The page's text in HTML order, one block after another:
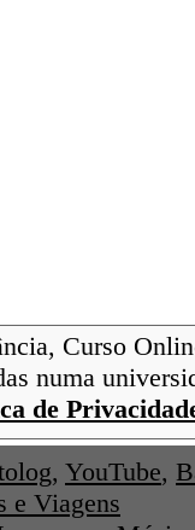
Curso
numa
de
, YouTube,
e Viagens